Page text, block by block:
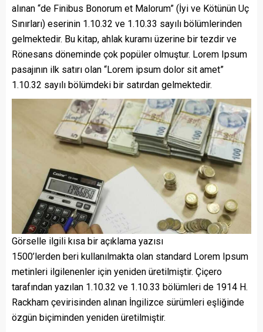
alınan “de Finibus Bonorum et Malorum” (İyi ve Kötünün Uç
Sınırları) eserinin 1.10.32 ve 1.10.33 sayılı bölümlerinden
gelmektedir. Bu kitap, ahlak kuramı üzerine bir tezdir ve
Rönesans döneminde çok popüler olmuştur. Lorem Ipsum
pasajının ilk satırı olan “Lorem ipsum dolor sit amet”
1.10.32 sayılı bölümdeki bir satırdan gelmektedir.
Görselle ilgili kısa bir açıklama yazısı
1500’lerden beri kullanılmakta olan standard Lorem Ipsum
metinleri ilgilenenler için yeniden üretilmiştir. Çiçero
tarafından yazılan 1.10.32 ve 1.10.33 bölümleri de 1914 H.
Rackham çevirisinden alınan İngilizce sürümleri eşliğinde
özgün biçiminden yeniden üretilmiştir.